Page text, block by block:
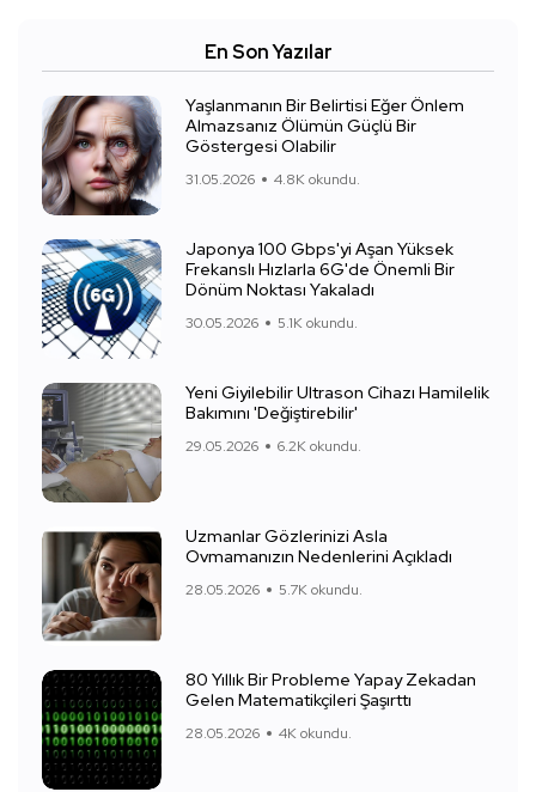
En Son Yazılar
Yaşlanmanın Bir Belirtisi Eğer Önlem
Almazsanız Ölümün Güçlü Bir
Göstergesi Olabilir
31.05.2026 4.8K okundu.
Japonya 100 Gbps'yi Aşan Yüksek
Frekanslı Hızlarla 6G'de Önemli Bir
Dönüm Noktası Yakaladı
30.05.2026 5.1K okundu.
Yeni Giyilebilir Ultrason Cihazı Hamilelik
Bakımını 'Değiştirebilir'
29.05.2026 6.2K okundu.
Uzmanlar Gözlerinizi Asla
Ovmamanızın Nedenlerini Açıkladı
28.05.2026 5.7K okundu.
80 Yıllık Bir Probleme Yapay Zekadan
Gelen Matematikçileri Şaşırttı
28.05.2026 4K okundu.